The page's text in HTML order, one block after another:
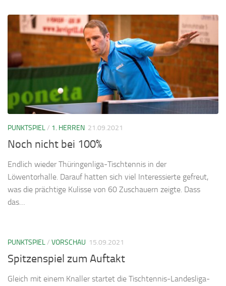
PUNKTSPIEL/ 1. HERREN 21.09.2021
Noch nicht bei 100%
Endlich wieder Thüringenliga-Tischtennis in der
Löwentorhalle. Darauf hatten sich viel Interessierte gefreut,
was die prächtige Kulisse von 60 Zuschauern zeigte. Dass
das…
PUNKTSPIEL/ VORSCHAU 15.09.2021
Spitzenspiel zum Auftakt
Gleich mit einem Knaller startet die Tischtennis-Landesliga-